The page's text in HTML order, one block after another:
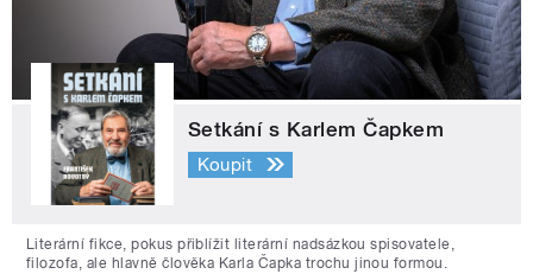
Setkání s Karlem Čapkem
Koupit
Literární fikce, pokus přiblížit literární nadsázkou spisovatele,
filozofa, ale hlavně člověka Karla Čapka trochu jinou formou.